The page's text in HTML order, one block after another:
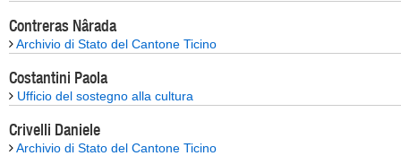
Contreras Nârada
Archivio di Stato del Cantone Ticino
Costantini Paola
Ufficio del sostegno alla cultura
Crivelli Daniele
Archivio di Stato del Cantone Ticino